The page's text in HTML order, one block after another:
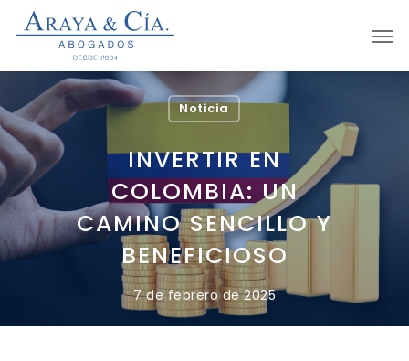
Noticia
INVERTIR EN
COLOMBIA: UN
CAMINO SENCILLO Y
BENEFICIOSO
7 de febrero de 2025